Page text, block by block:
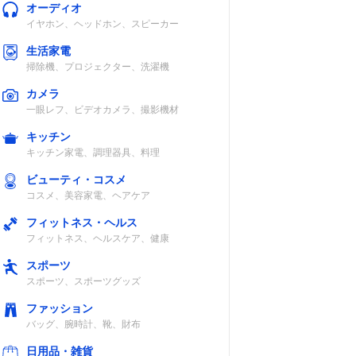
オーディオ
イヤホン、ヘッドホン、スピーカー
生活家電
掃除機、プロジェクター、洗濯機
カメラ
一眼レフ、ビデオカメラ、撮影機材
キッチン
キッチン家電、調理器具、料理
ビューティ・コスメ
コスメ、美容家電、ヘアケア
フィットネス・ヘルス
フィットネス、ヘルスケア、健康
スポーツ
スポーツ、スポーツグッズ
ファッション
バッグ、腕時計、靴、財布
日用品・雑貨